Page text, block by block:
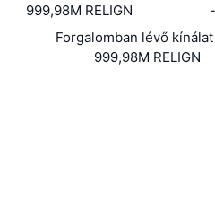
999,98M RELIGN
Forgalomban lévő kínálat
999,98M RELIGN